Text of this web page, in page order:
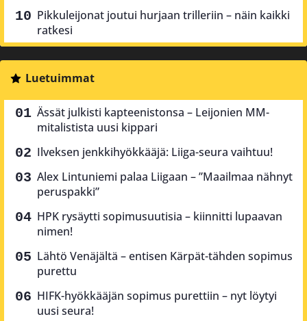
Pikkuleijonat joutui hurjaan trilleriin – näin kaikki
ratkesi
Luetuimmat
Ässät julkisti kapteenistonsa – Leijonien MM-
mitalistista uusi kippari
Ilveksen jenkkihyökkääjä: Liiga-seura vaihtuu!
Alex Lintuniemi palaa Liigaan – ”Maailmaa nähnyt
peruspakki”
HPK rysäytti sopimusuutisia – kiinnitti lupaavan
nimen!
Lähtö Venäjältä – entisen Kärpät-tähden sopimus
purettu
HIFK-hyökkääjän sopimus purettiin – nyt löytyi
uusi seura!